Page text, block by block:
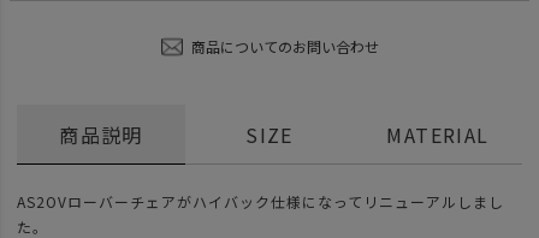
商品についてのお問い合わせ
商品説明
AS2OVローバーチェアがハイバック仕様になってリニューアルしまし
た。
SIZE MATERIAL